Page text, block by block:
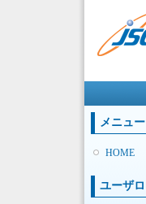
メニュー
HOME
ユーザ